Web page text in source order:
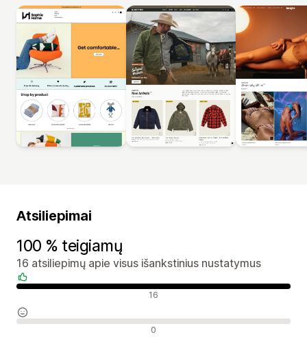
Atsiliepimai
100 % teigiamų
16 atsiliepimų apie visus išankstinius nustatymus
Teigiami atsiliepimai 16
Neutralūs atsiliepimai 0